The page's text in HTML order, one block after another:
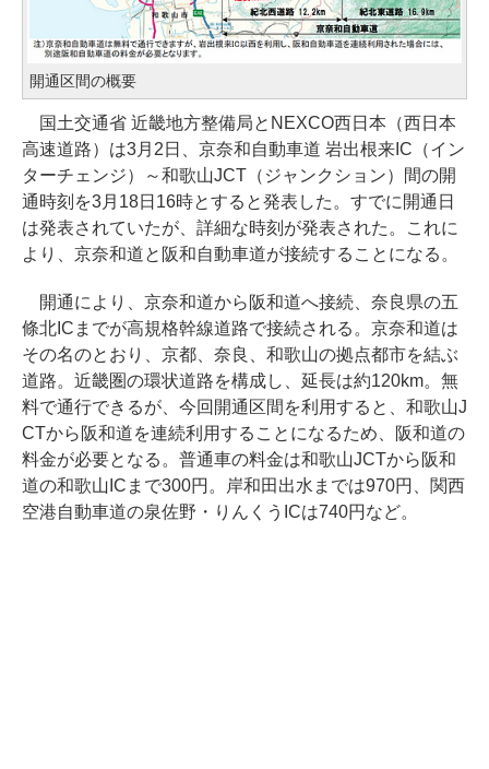
開通区間の概要
国土交通省 近畿地方整備局とNEXCO西日本（西日本
高速道路）は3月2日、京奈和自動車道 岩出根来IC（イン
ターチェンジ）～和歌山JCT（ジャンクション）間の開
通時刻を3月18日16時とすると発表した。すでに開通日
は発表されていたが、詳細な時刻が発表された。これに
より、京奈和道と阪和自動車道が接続することになる。
開通により、京奈和道から阪和道へ接続、奈良県の五
條北ICまでが高規格幹線道路で接続される。京奈和道は
その名のとおり、京都、奈良、和歌山の拠点都市を結ぶ
道路。近畿圏の環状道路を構成し、延長は約120km。無
料で通行できるが、今回開通区間を利用すると、和歌山J
CTから阪和道を連続利用することになるため、阪和道の
料金が必要となる。普通車の料金は和歌山JCTから阪和
道の和歌山ICまで300円。岸和田出水までは970円、関西
空港自動車道の泉佐野・りんくうICは740円など。